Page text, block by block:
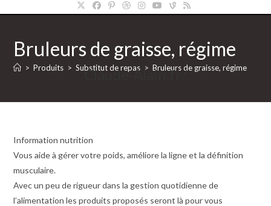
Claude-Alain.fr/
Bruleurs de graisse, régime
> Produits > Substitut de repas > Bruleurs de graisse, régime
Information nutrition
Vous aide à gérer votre poids, améliore la ligne et la définition
musculaire.
Avec un peu de rigueur dans la gestion quotidienne de
l’alimentation les produits proposés seront là pour vous